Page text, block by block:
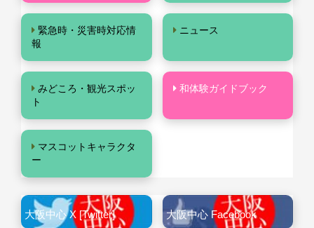
緊急時・災害時対応情
報
ニュース
みどころ・観光スポッ
ト
和体験ガイドブック
マスコットキャラクタ
ー
大阪中心 X [Twitter] 大阪中心 Facebook